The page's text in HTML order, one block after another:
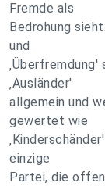
Fremde als
Bedrohung
und
‚Ausländer'
allgemein und
gewertet wie
einzige
Partei, die